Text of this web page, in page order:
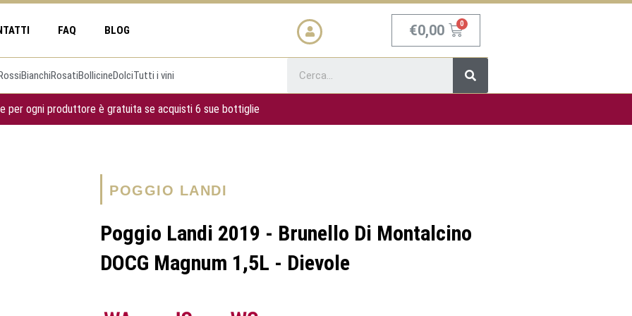
FAQ BLOG €0,00 Carrello
BianchiRosatiBollicineDolciTutti i vini
Cerca
per ogni produttore è gratuita se acquisti 6 sue bottiglie
POGGIO LANDI
Poggio Landi 2019 - Brunello Di Montalcino
DOCG Magnum 1,5L - Dievole